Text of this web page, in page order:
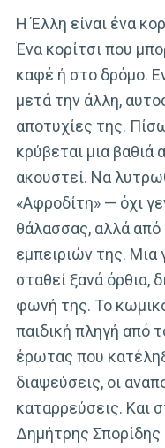
Η Έλλη είναι ένα
Ένα κορίτσι που
καφέ ή στο δρόμο.
μετά την άλλη,
αποτυχίες της.
κρύβεται μια βαθιά
ακουστεί. Να
«Αφροδίτη» — όχι
θάλασσας, αλλά από
εμπειριών της. Μια
σταθεί ξανά όρθια,
φωνή της. Το
παιδική πληγή από
έρωτας που
διαψεύσεις, οι
καταρρεύσεις. Και
Δημήτρης Σπορίδης